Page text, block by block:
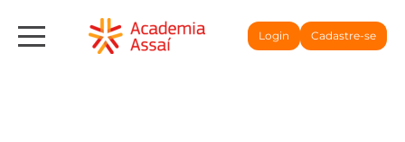
Login Cadastre-se